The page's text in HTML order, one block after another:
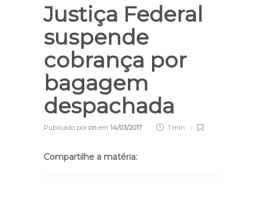
Justiça Federal
suspende
cobrança por
bagagem
despachada
Publicado por cn em 14/03/2017 1 min
Compartilhe a matéria: